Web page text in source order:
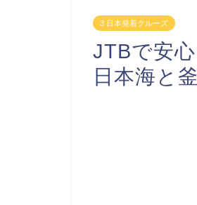
3 日本発着クルーズ
JTBで安
日本海と